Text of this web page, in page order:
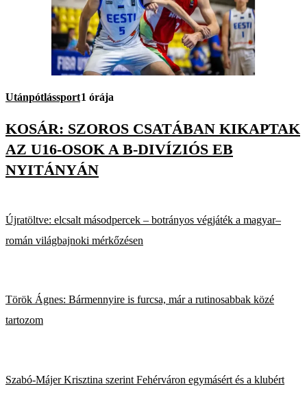
Utánpótlássport1 órája
KOSÁR: SZOROS CSATÁBAN KIKAPTAK
AZ U16-OSOK A B-DIVÍZIÓS EB
NYITÁNYÁN
Újratöltve: elcsalt másodpercek – botrányos végjáték a magyar–
román világbajnoki mérkőzésen
Török Ágnes: Bármennyire is furcsa, már a rutinosabbak közé
tartozom
Szabó-Májer Krisztina szerint Fehérváron egymásért és a klubért